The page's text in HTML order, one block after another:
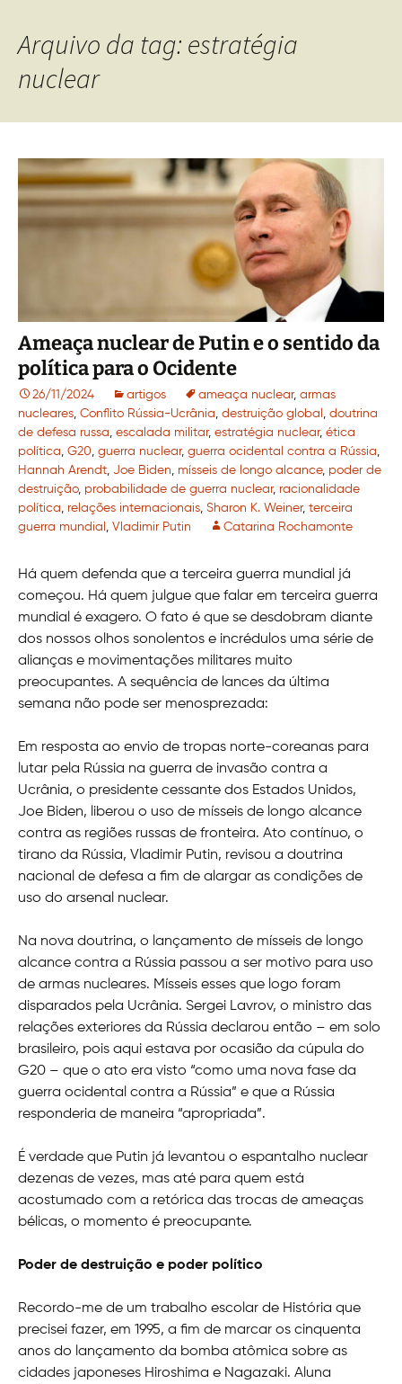
Arquivo da tag: estratégia
nuclear
Ameaça nuclear de Putin e o sentido da
política para o Ocidente
26/11/2024 artigos ameaça nuclear, armas
nucleares, Conflito Rússia-Ucrânia, destruição global , doutrina
de defesa russa, escalada militar, estratégia nuclear, ética
política, G20, guerra nuclear, guerra ocidental contra a Rússia,
Hannah Arendt, Joe Biden, mísseis de longo alcance, poder de
destruição, probabilidade de guerra nuclear, racionalidade
política, relações internacionais, Sharon K. Weiner, terceira
guerra mundial , Vladimir Putin Catarina Rochamonte
Há quem defenda que a terceira guerra mundial já
começou. Há quem julgue que falar em terceira guerra
mundial é exagero. O fato é que se desdobram diante
dos nossos olhos sonolentos e incrédulos uma série de
alianças e movimentações militares muito
preocupantes. A sequência de lances da última
semana não pode ser menosprezada:
Em resposta ao envio de tropas norte-coreanas para
lutar pela Rússia na guerra de invasão contra a
Ucrânia, o presidente cessante dos Estados Unidos,
Joe Biden, liberou o uso de mísseis de longo alcance
contra as regiões russas de fronteira. Ato contínuo, o
tirano da Rússia, Vladimir Putin, revisou a doutrina
nacional de defesa a fim de alargar as condições de
uso do arsenal nuclear.
Na nova doutrina, o lançamento de mísseis de longo
alcance contra a Rússia passou a ser motivo para uso
de armas nucleares. Mísseis esses que logo foram
disparados pela Ucrânia. Sergei Lavrov, o ministro das
relações exteriores da Rússia declarou então – em solo
brasileiro, pois aqui estava por ocasião da cúpula do
G20 – que o ato era visto “como uma nova fase da
guerra ocidental contra a Rússia” e que a Rússia
responderia de maneira “apropriada”.
É verdade que Putin já levantou o espantalho nuclear
dezenas de vezes, mas até para quem está
acostumado com a retórica das trocas de ameaças
bélicas, o momento é preocupante.
Poder de destruição e poder político
Recordo-me de um trabalho escolar de História que
precisei fazer, em 1995, a fim de marcar os cinquenta
anos do lançamento da bomba atômica sobre as
cidades japoneses Hiroshima e Nagazaki. Aluna